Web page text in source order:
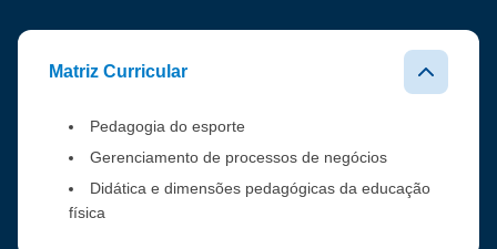
Matriz Curricular
Pedagogia do esporte
Gerenciamento de processos de negócios
Didática e dimensões pedagógicas da educação
física